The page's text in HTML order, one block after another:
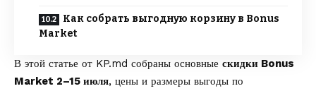
Как собрать выгодную корзину в Bonus
Market
В этой статье от KP.md собраны основные скидки Bonus
Market 2–15 июля, цены и размеры выгоды по